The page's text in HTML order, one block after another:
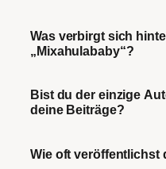
Was verbirgt sich
„Mixahulababy“?
Bist du der einzige
deine Beiträge?
Wie oft veröffentlichst